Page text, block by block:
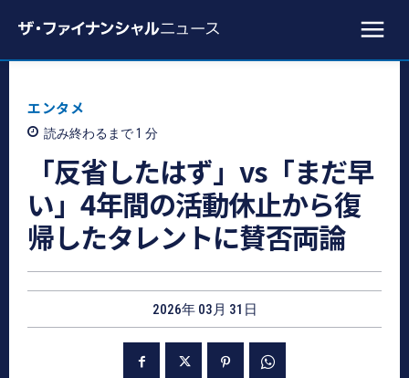
エンタメ
読み終わるまで 1 分
「反省したはず」vs「まだ早
い」4年間の活動休止から復
帰したタレントに賛否両論
2026年 03月 31日